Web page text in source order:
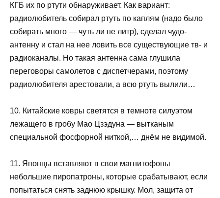
КГБ их по ртути обнаруживает. Как вариант:
радиолюбитель собирал ртуть по каплям (надо было
собирать много — чуть ли не литр), сделал чудо-
антенну и стал на нее ловить все существующие тв- и
радиоканалы. Но такая антенна сама глушила
переговоры самолетов с диспетчерами, поэтому
радиолюбителя арестовали, а всю ртуть вылили…
10. Китайские ковры светятся в темноте силуэтом
лежащего в гробу Мао Цзэдуна — вытканым
специальной фосфорной ниткой,… днём не видимой.
11. Японцы вставляют в свои магнитофоны
небольшие пиропатроны, которые срабатывают, если
попытаться снять заднюю крышку. Мол, защита от